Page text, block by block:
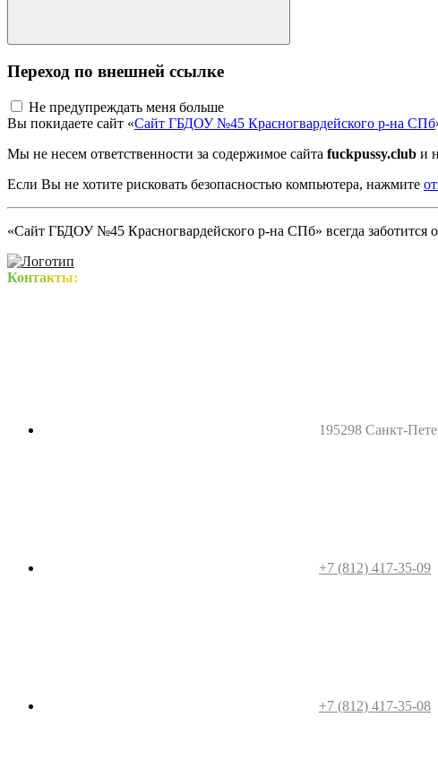
Переход по внешней ссылке
Не предупреждать меня больше
Вы покидаете сайт «Сайт ГБДОУ №45 Красногвардейского р-на СПб
Мы не несем ответственности за содержимое сайта fuckpussy.club и
Если Вы не хотите рисковать безопасностью компьютера, нажмите
«Сайт ГБДОУ №45 Красногвардейского р-на СПб» всегда заботится
Контакты:
195298 Санкт-
+7 (812) 417-35-09
+7 (812) 417-35-08